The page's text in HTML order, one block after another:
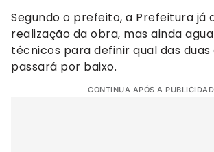
Segundo o prefeito, a Prefeitura já
realização da obra, mas ainda
técnicos para definir qual das duas
passará por baixo.
CONTINUA APÓS A